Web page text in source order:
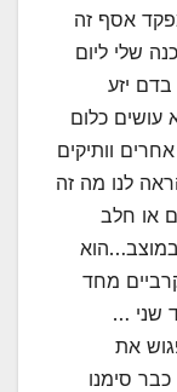
אסף זה
שלי ליום
יזע
עושים כלום
וותיקים
לנו מה זה
או חלב
במוצב…הוא
מחד
שני …
את
סימנו